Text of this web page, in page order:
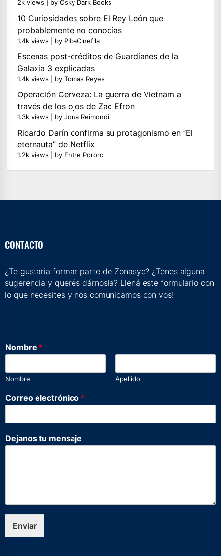
2k views by Osky Dark Books
10 Curiosidades sobre El Rey León que
probablemente no conocías
1.4k views by PibaCinefila
Escenas post-créditos de Guardianes de la
Galaxia 3 explicadas
1.4k views by Tomas Reyes
Operación Cerveza: La guerra de Vietnam a
través de los ojos de Zac Efron
1.3k views by Jona Reimondi
Ricardo Darín confirma su protagonismo en “El
eternauta” de Netflix
1.2k views by Entre Pororo
CONTACTO
¿Te gustaria formar parte de Zonasyc? ¿Tenes alguna
sugerencia y querés dárnosla? Llená este formulario con
lo que necesites y nos comunicamos con vos!
Nombre *
Nombre Apellido
Correo electrónico *
N
o
e
j
Dejanos tu mensaje
Enviar